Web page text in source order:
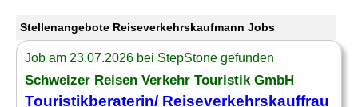
Stellenangebote Reiseverkehrskaufmann Jobs
Job am 23.07.2026 bei StepStone gefunden
Schweizer Reisen Verkehr Touristik GmbH
Touristikberaterin/ Reiseverkehrskauffrau